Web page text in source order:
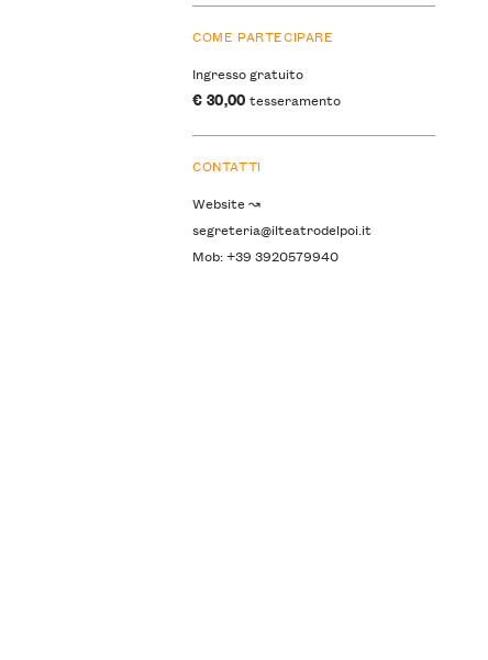
COME PARTECIPARE
Ingresso gratuito
€ 30,00tesseramento
CONTATTI
Website ↝
segreteria@ilteatrodelpoi.it
Mob: +39 3920579940